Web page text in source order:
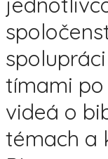
tímami
videá o
témach a